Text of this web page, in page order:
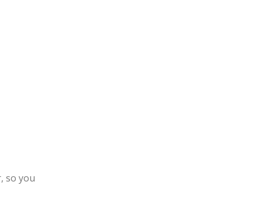
so you